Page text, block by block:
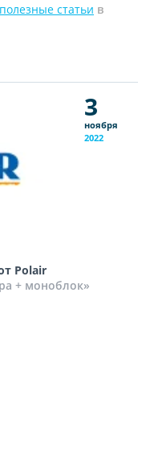
полезные статьи в
3
ноября
2022
Polair
+ моноблок»